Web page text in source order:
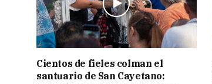
Cientos de fieles colman el
santuario de San Cayetano: